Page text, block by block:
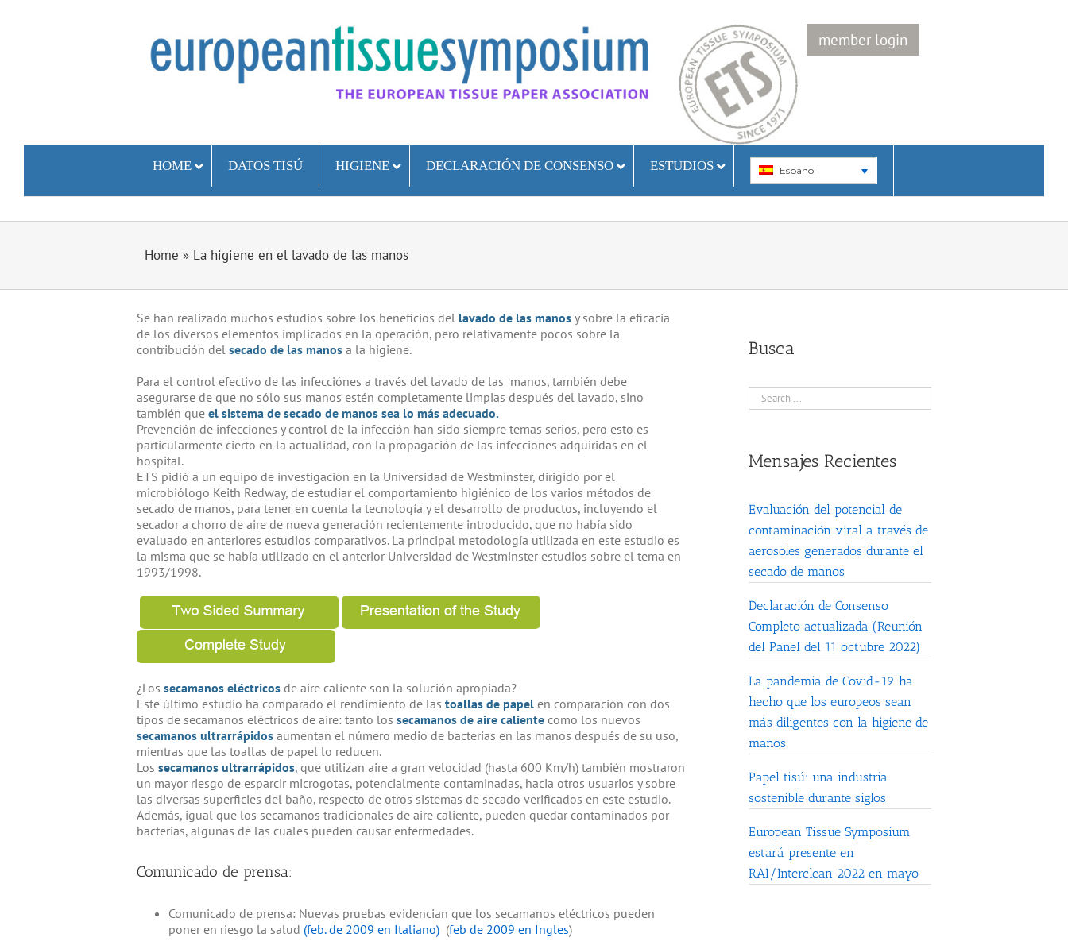
member login
HOME DATOS TISÚ HIGIENE DECLARACIÓN DE CONSENSO ESTUDIOS Español
Home » La higiene en el lavado de las manos
Se han realizado muchos estudios sobre los beneficios del lavado de las manos y sobre la eficacia
de los diversos elementos implicados en la operación, pero relativamente pocos sobre la
contribución del secado de las manos a la higiene.
Para el control efectivo de las infecciónes a través del lavado de las manos, también debe
asegurarse de que no sólo sus manos estén completamente limpias después del lavado, sino
también que el sistema de secado de manos sea lo más adecuado.
Prevención de infecciones y control de la infección han sido siempre temas serios, pero esto es
particularmente cierto en la actualidad, con la propagación de las infecciones adquiridas en el
hospital.
ETS pidió a un equipo de investigación en la Universidad de Westminster, dirigido por el
microbiólogo Keith Redway, de estudiar el comportamiento higiénico de los varios métodos de
secado de manos, para tener en cuenta la tecnología y el desarrollo de productos, incluyendo el
secador a chorro de aire de nueva generación recientemente introducido, que no había sido
evaluado en anteriores estudios comparativos. La principal metodología utilizada en este estudio es
la misma que se había utilizado en el anterior Universidad de Westminster estudios sobre el tema en
1993/1998.
¿Los secamanos eléctricos de aire caliente son la solución apropiada?
Este último estudio ha comparado el rendimiento de las toallas de papel en comparación con dos
tipos de secamanos eléctricos de aire: tanto los secamanos de aire caliente como los nuevos
secamanos ultrarrápidos aumentan el número medio de bacterias en las manos después de su uso,
mientras que las toallas de papel lo reducen.
Los secamanos ultrarrápidos, que utilizan aire a gran velocidad (hasta 600 Km/h) también mostraron
un mayor riesgo de esparcir microgotas, potencialmente contaminadas, hacia otros usuarios y sobre
las diversas superficies del baño, respecto de otros sistemas de secado verificados en este estudio.
Además, igual que los secamanos tradicionales de aire caliente, pueden quedar contaminados por
bacterias, algunas de las cuales pueden causar enfermedades.
Comunicado de prensa:
Comunicado de prensa: Nuevas pruebas evidencian que los secamanos eléctricos pueden
poner en riesgo la salud (feb. de 2009 en Italiano) (feb de 2009 en Ingles)
Busca
Mensajes Recientes
Evaluación del potencial de
contaminación viral a través de
aerosoles generados durante el
secado de manos
Declaración de Consenso
Completo actualizada (Reunión
del Panel del 11 octubre 2022)
La pandemia de Covid-19 ha
hecho que los europeos sean
más diligentes con la higiene de
manos
Papel tisú: una industria
sostenible durante siglos
European Tissue Symposium
estará presente en
RAI/Interclean 2022 en mayo